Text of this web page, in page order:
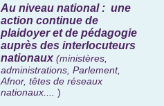
Au niveau national : une
action continue de
plaidoyer et de pédagogie
auprès des interlocuteurs
nationaux (ministères,
administrations, Parlement,
Afnor, têtes de réseaux
nationaux....
)